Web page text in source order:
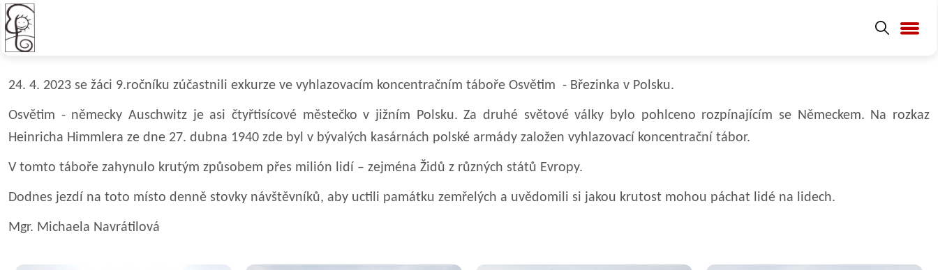
Exkurze 9. ročníku - Osvětim
24. 4. 2023 se žáci 9.ročníku zúčastnili exkurze ve vyhlazovacím koncentračním táboře Osvětim - Březinka v Polsku.
Osvětim - německy Auschwitz je asi čtyřtisícové městečko v jižním Polsku. Za druhé světové války bylo pohlceno rozpínajícím se Německem. Na rozkaz
Heinricha Himmlera ze dne 27. dubna 1940 zde byl v bývalých kasárnách polské armády založen vyhlazovací koncentrační tábor.
V tomto táboře zahynulo krutým způsobem přes milión lidí – zejména Židů z různých států Evropy.
Dodnes jezdí na toto místo denně stovky návštěvníků, aby uctili památku zemřelých a uvědomili si jakou krutost mohou páchat lidé na lidech.
Mgr. Michaela Navrátilová